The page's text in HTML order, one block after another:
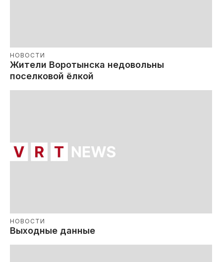
НОВОСТИ
Жители Воротынска недовольны
поселковой ёлкой
НОВОСТИ
Выходные данные